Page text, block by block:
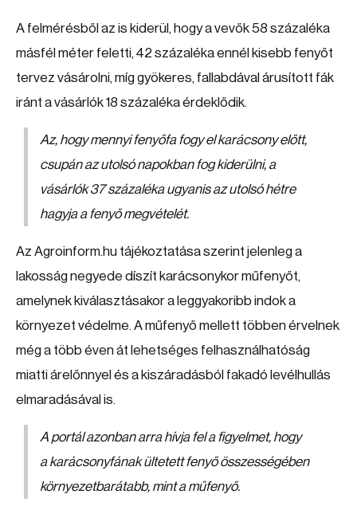
A felmérésből az is kiderül, hogy a vevők 58 százaléka
másfél méter feletti, 42 százaléka ennél kisebb fenyőt
tervez vásárolni, míg gyökeres, fallabdával árusított fák
iránt a vásárlók 18 százaléka érdeklődik.
Az, hogy mennyi fenyőfa fogy el karácsony előtt,
csupán az utolsó napokban fog kiderülni, a
vásárlók 37 százaléka ugyanis az utolsó hétre
hagyja a fenyő megvételét.
Az Agroinform.hu tájékoztatása szerint jelenleg a
lakosság negyede díszít karácsonykor műfenyőt,
amelynek kiválasztásakor a leggyakoribb indok a
környezet védelme. A műfenyő mellett többen érvelnek
még a több éven át lehetséges felhasználhatóság
miatti árelőnnyel és a kiszáradásból fakadó levélhullás
elmaradásával is.
A portál azonban arra hívja fel a figyelmet, hogy
a karácsonyfának ültetett fenyő összességében
környezetbarátabb, mint a műfenyő.